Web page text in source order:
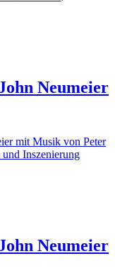
Neumeier
mit Musik von Peter
Inszenierung
Neumeier